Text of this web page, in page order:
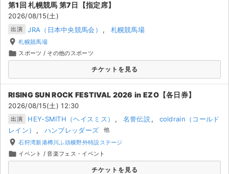
チケットジャム運営会社
チケットジャム利用規約
プライバシーポリシー
特定商取引法に基づく表記
公演登録依頼
不正転売禁止法について
チケットジャムの取り組み
音楽情報
第1回 札幌競馬 第7日【指定席】
2026/08/15(土)
出演 JRA（日本中央競馬会） 札幌競馬場
place 札幌競馬場
folder スポーツ / その他のスポーツ
チケットを見る
RISING SUN ROCK FESTIVAL 2026 in EZO【各日券】
2026/08/15(土) 12:30
出演 HEY-SMITH（ヘイスミス） 名誉伝説
coldrain（コールド
レイン）
ハンブレッダーズ 他
place 石狩湾新港樽川ふ頭横野外特設ステージ
folder イベント / 音楽フェス・イベント
チケットを見る